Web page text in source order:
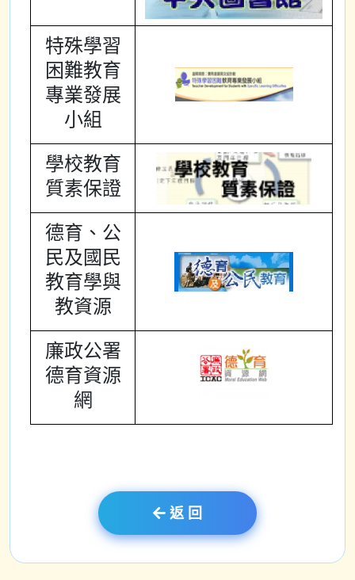
特殊學習
困難教育
專業發展
小組
學校教育
質素保證
德育、公
民及國民
教育學與
教資源
廉政公署
德育資源
網
返 回